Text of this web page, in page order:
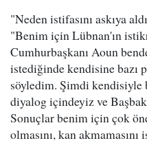
"Neden istifasını askıya
"Benim için Lübnan'ın
Cumhurbaşkanı Aoun
istediğinde kendisine
söyledim. Şimdi
diyalog içindeyiz ve
Sonuçlar benim için çok
olmasını, kan